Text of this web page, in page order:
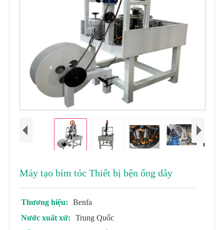
Máy tạo bím tóc Thiết bị bện ống dây
Thương hiệu:
Benfa
Nước xuất xứ:
Trung Quốc